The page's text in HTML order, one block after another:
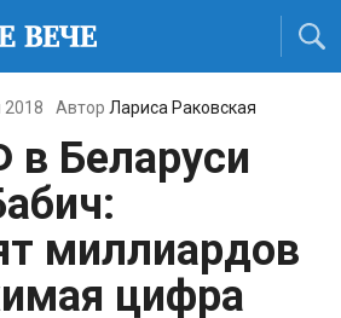
2018 Автор Лариса Раковская
Беларуси
миллиардов
цифра